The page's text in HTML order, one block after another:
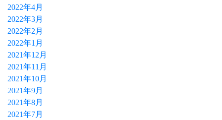
2022年4月
2022年3月
2022年2月
2022年1月
2021年12月
2021年11月
2021年10月
2021年9月
2021年8月
2021年7月